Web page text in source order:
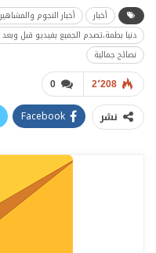
أخبار أخبار النجوم والمشاهير
دنيا بطمة،تصدم الجميع بفيديو قبل
نصائح جمالية
0 2٬208
نشر Facebook